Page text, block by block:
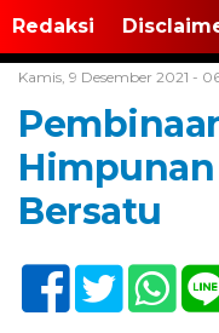
Redaksi
Kamis, 9 Desember 2021 -
Bersatu